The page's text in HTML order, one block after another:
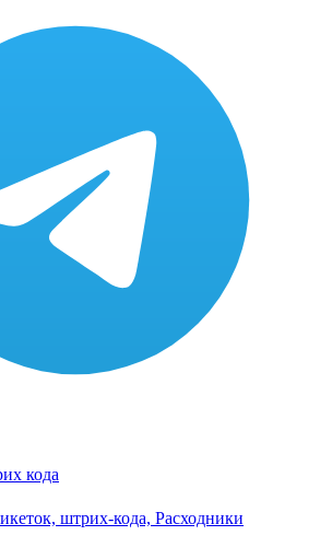
кода
штрих-кода, Расходники